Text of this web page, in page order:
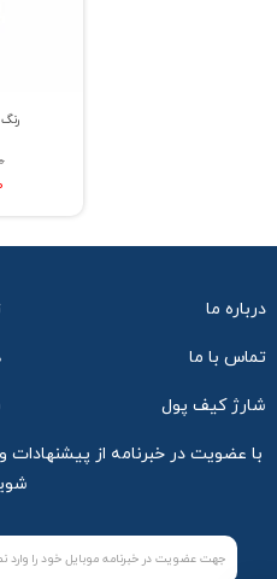
درباره ما
تماس با ما
شارژ کیف پول
با عضویت در خبرنامه از